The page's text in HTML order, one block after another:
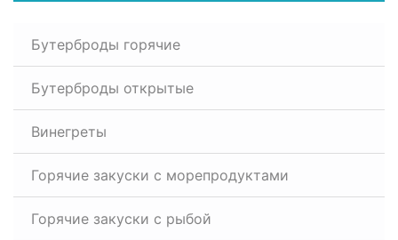
Бутерброды горячие
Бутерброды открытые
Винегреты
Горячие закуски с морепродуктами
Горячие закуски с рыбой